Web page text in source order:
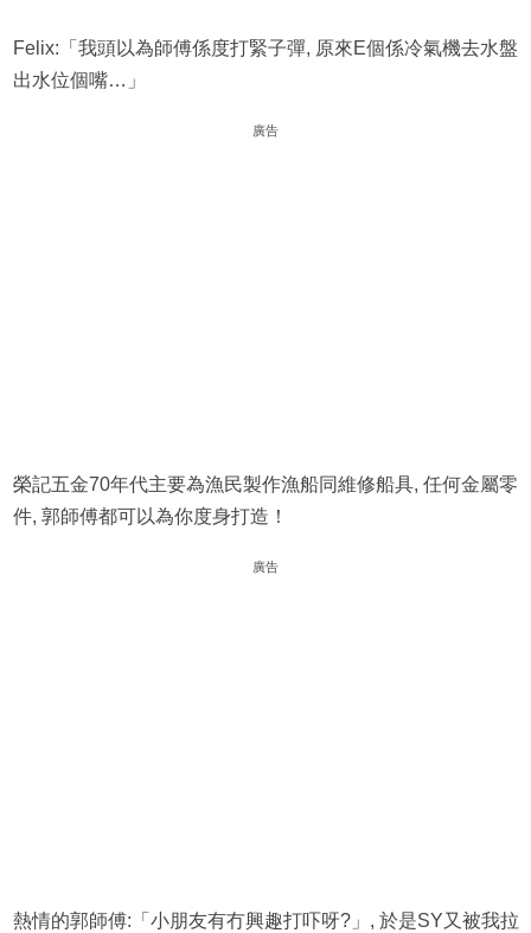
Felix:「我頭以為師傅係度打緊子彈, 原來E個係冷氣機去水盤
出水位個嘴…」
廣告
榮記五金70年代主要為漁民製作漁船同維修船具, 任何金屬零
件, 郭師傅都可以為你度身打造！
廣告
熱情的郭師傅:「小朋友有冇興趣打吓呀?」, 於是SY又被我拉